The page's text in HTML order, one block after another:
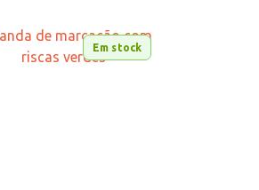
Em stock